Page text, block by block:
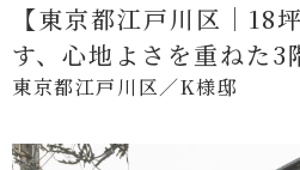
【東京都江戸川区｜18
す、心地よさを重ねた3
東京都江戸川区／K様邸